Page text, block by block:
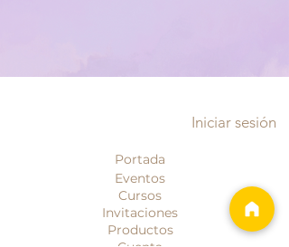
Iniciar sesión
Portada
Eventos
Cursos
Invitaciones
Productos